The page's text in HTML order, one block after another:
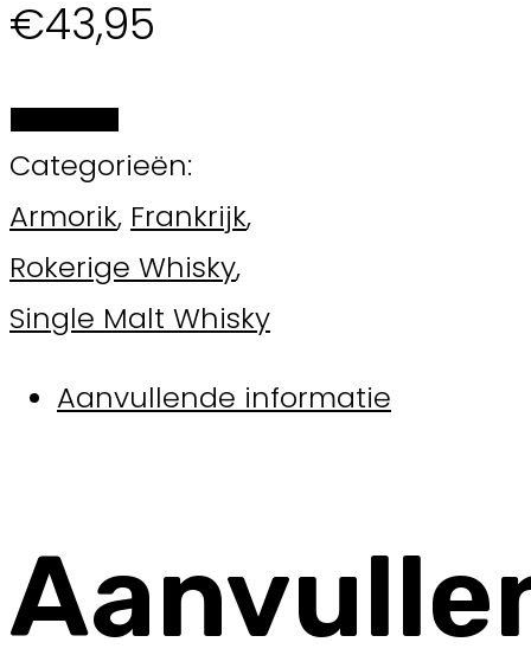
€43,95
Categorieën:
Armorik, Frankrijk,
Rokerige Whisky,
Single Malt Whisky
Aanvullende informatie